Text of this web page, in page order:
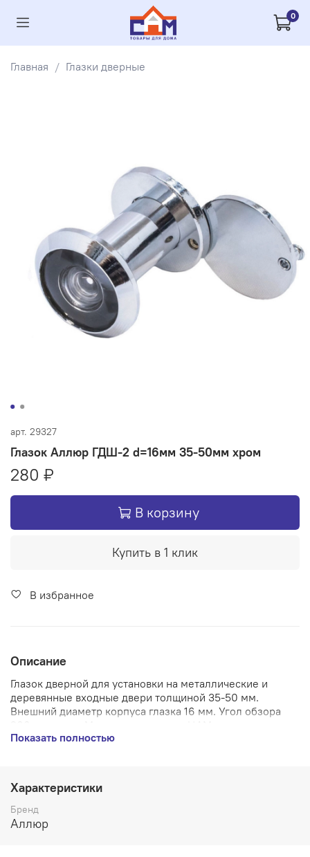
0
Главная Глазки дверные
арт. 29327
Глазок Аллюр ГДШ-2 d=16мм 35-50мм хром
280 ₽
В корзину
Купить в 1 клик
В избранное
Описание
Глазок дверной для установки на металлические и
деревянные входные двери толщиной 35-50 мм.
Внешний диаметр корпуса глазка 16 мм. Угол обзора
гальваническим покрытием, материал оптики - пластик.
Производитель - Аллюр
Страна производства - КИТАЙ
Материал - Корпус - ЦАМ/оптика - пластик
Цвет - Хром
Показать полностью
Характеристики
Бренд
Аллюр